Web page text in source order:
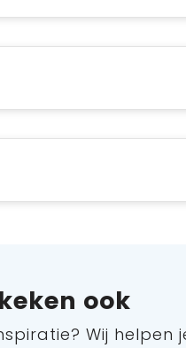
ook
Wij helpen